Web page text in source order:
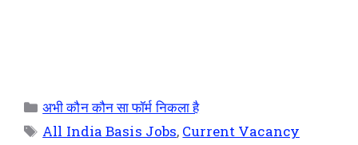
अभी कौन कौन सा फॉर्म निकला है
All India Basis Jobs, Current Vacancy